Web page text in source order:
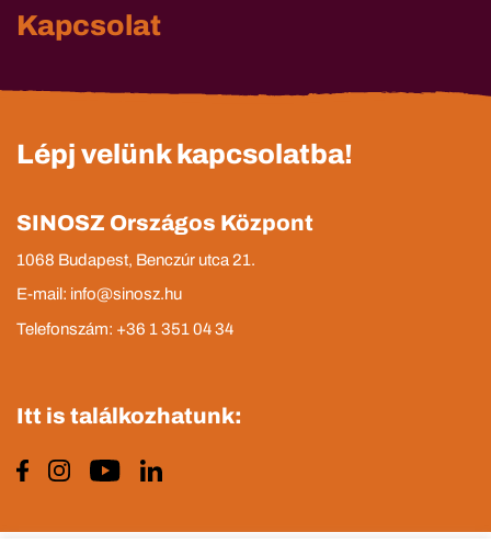
Kapcsolat
Lépj velünk kapcsolatba!
SINOSZ Országos Központ
1068 Budapest, Benczúr utca 21.
E-mail: info@sinosz.hu
Telefonszám: +36 1 351 04 34
Itt is találkozhatunk: